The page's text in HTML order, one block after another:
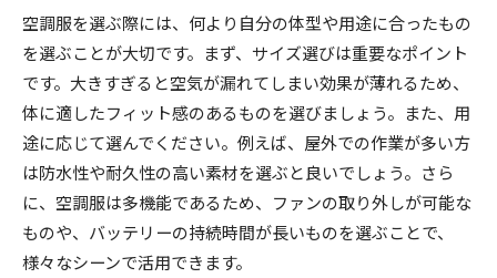
空調服を選ぶ際には、何より自分の体型や用途に合ったもの
を選ぶことが大切です。まず、サイズ選びは重要なポイント
です。大きすぎると空気が漏れてしまい効果が薄れるため、
体に適したフィット感のあるものを選びましょう。また、用
途に応じて選んでください。例えば、屋外での作業が多い方
は防水性や耐久性の高い素材を選ぶと良いでしょう。さら
に、空調服は多機能であるため、ファンの取り外しが可能な
ものや、バッテリーの持続時間が長いものを選ぶことで、
様々なシーンで活用できます。